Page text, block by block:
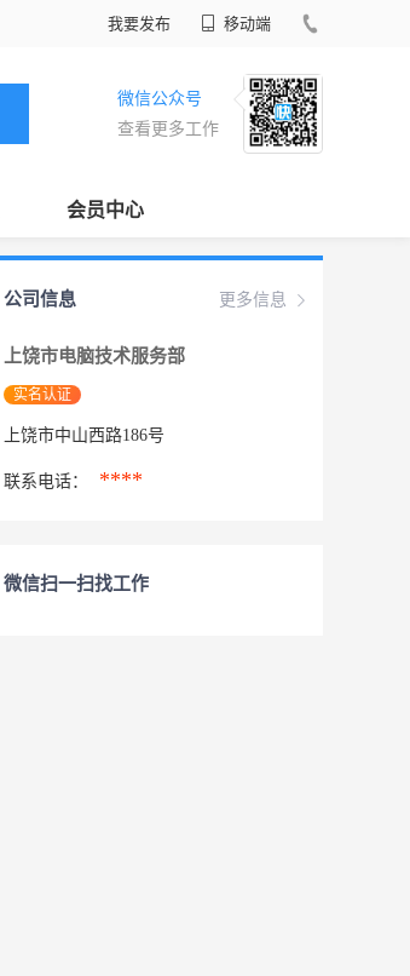
我要发布 移动端
微信公众号
查看更多工作
会员中心
更多信息
公司信息
上饶市电脑技术服务部
实名认证
上饶市中山西路186号
联系电话： ****
微信扫一扫找工作